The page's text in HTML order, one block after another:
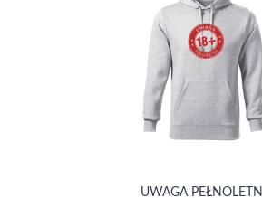
UWAGA PEŁNOLETNI